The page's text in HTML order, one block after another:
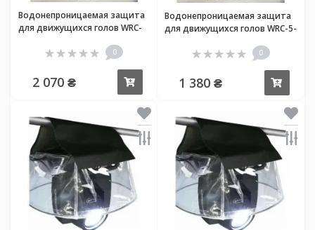
Водонепроницаемая защита
для движущихся голов WRC-
0
2 070 ₴
Водонепроницаемая защита
для движущихся голов WRC-5-
0
1 380 ₴